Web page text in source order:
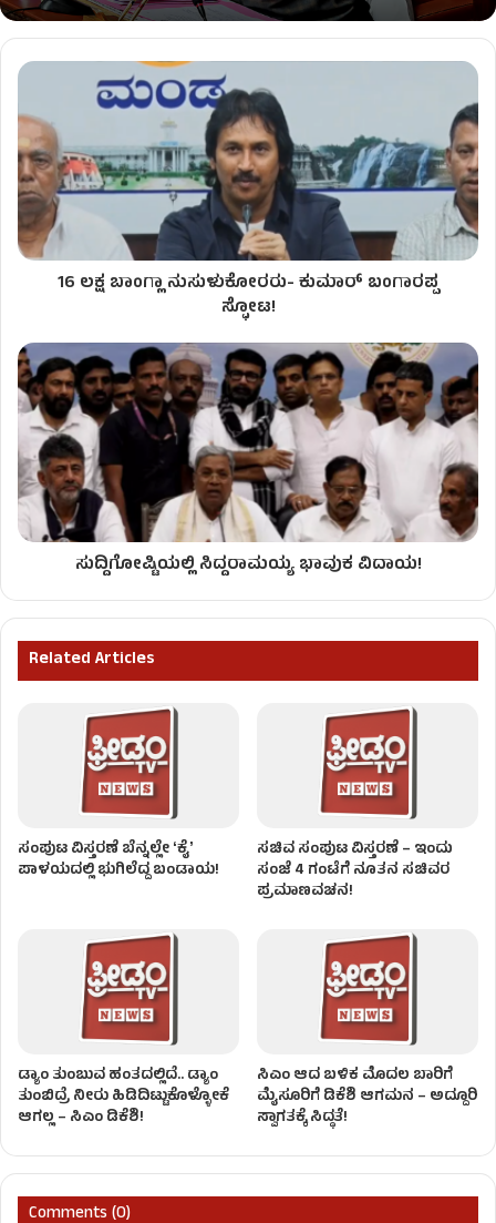
16 ಲಕ್ಷ ಬಾಂಗ್ಲಾ ನುಸುಳುಕೋರರು- ಕುಮಾರ್ ಬಂಗಾರಪ್ಪ
ಸ್ಫೋಟ!
ಸುದ್ದಿಗೋಷ್ಟಿಯಲ್ಲಿ ಸಿದ್ದರಾಮಯ್ಯ ಭಾವುಕ ವಿದಾಯ!
Related Articles
ಸಂಪುಟ ವಿಸ್ತರಣೆ ಬೆನ್ನಲ್ಲೇ ʻಕೈʼ
ಪಾಳಯದಲ್ಲಿ ಭುಗಿಲೆದ್ದ ಬಂಡಾಯ!
ಸಚಿವ ಸಂಪುಟ ವಿಸ್ತರಣೆ – ಇಂದು
ಸಂಜೆ 4 ಗಂಟೆಗೆ ನೂತನ ಸಚಿವರ
ಪ್ರಮಾಣವಚನ!
ಡ್ಯಾಂ ತುಂಬುವ ಹಂತದಲ್ಲಿದೆ.. ಡ್ಯಾಂ
ತುಂಬಿದ್ರೆ ನೀರು ಹಿಡಿದಿಟ್ಟುಕೊಳ್ಳೋಕೆ
ಆಗಲ್ಲ – ಸಿಎಂ ಡಿಕೆಶಿ!
ಸಿಎಂ ಆದ ಬಳಿಕ ಮೊದಲ ಬಾರಿಗೆ
ಮೈಸೂರಿಗೆ ಡಿಕೆಶಿ ಆಗಮನ – ಅದ್ದೂರಿ
ಸ್ವಾಗತಕ್ಕೆ ಸಿದ್ಧತೆ!
Comments (0)